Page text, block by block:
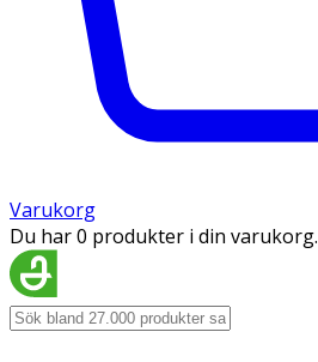
Varukorg
Du har 0 produkter i din varukorg.